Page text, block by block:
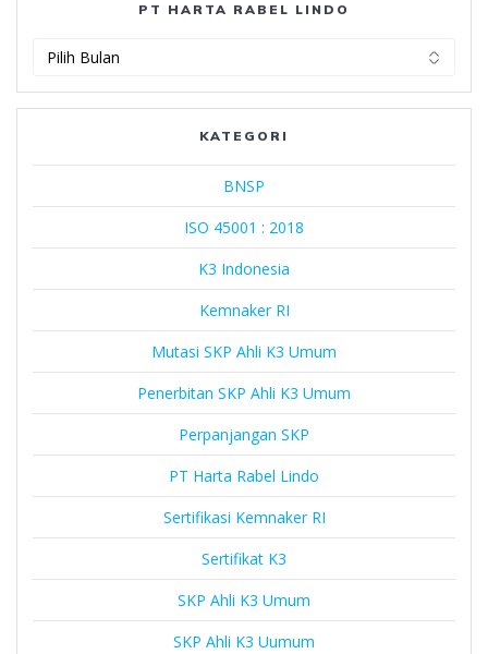
PT HARTA RABEL LINDO
Rabel
KATEGORI
BNSP
ISO 45001 : 2018
K3 Indonesia
Kemnaker RI
Mutasi SKP Ahli K3 Umum
Penerbitan SKP Ahli K3 Umum
Perpanjangan SKP
PT Harta Rabel Lindo
Sertifikasi Kemnaker RI
Sertifikat K3
SKP Ahli K3 Umum
SKP Ahli K3 Uumum